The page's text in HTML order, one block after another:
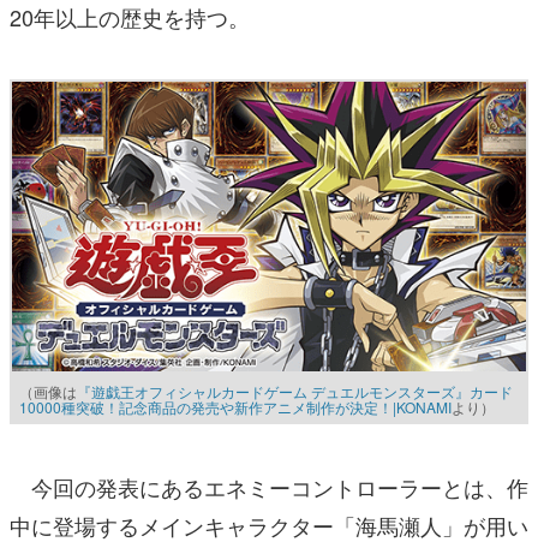
20年以上の歴史を持つ。
（画像は 『遊戯王オフィシャルカードゲーム デュエルモンスターズ』カード
10000種突破！記念商品の発売や新作アニメ制作が決定！|KONAMIより）
今回の発表にあるエネミーコントローラーとは、作
中に登場するメインキャラクター「海馬瀬人」が用い